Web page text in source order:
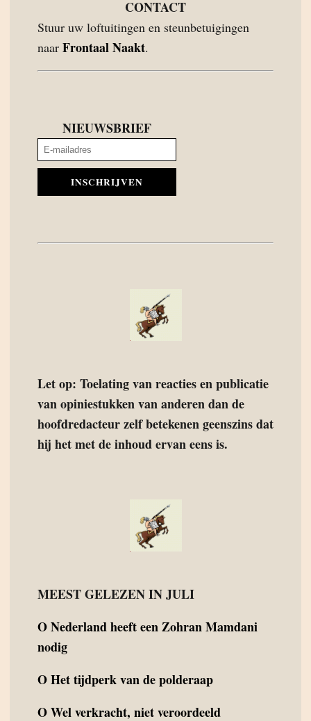
CONTACT
Stuur uw loftuitingen en steunbetuigingen
naar Frontaal Naakt.
NIEUWSBRIEF
INSCHRIJVEN
Let op: Toelating van reacties en publicatie
van opiniestukken van anderen dan de
hoofdredacteur zelf betekenen geenszins dat
hij het met de inhoud ervan eens is.
MEEST GELEZEN IN JULI
ONederland heeft een Zohran Mamdani
nodig
OHet tijdperk van de polderaap
OWel verkracht, niet veroordeeld